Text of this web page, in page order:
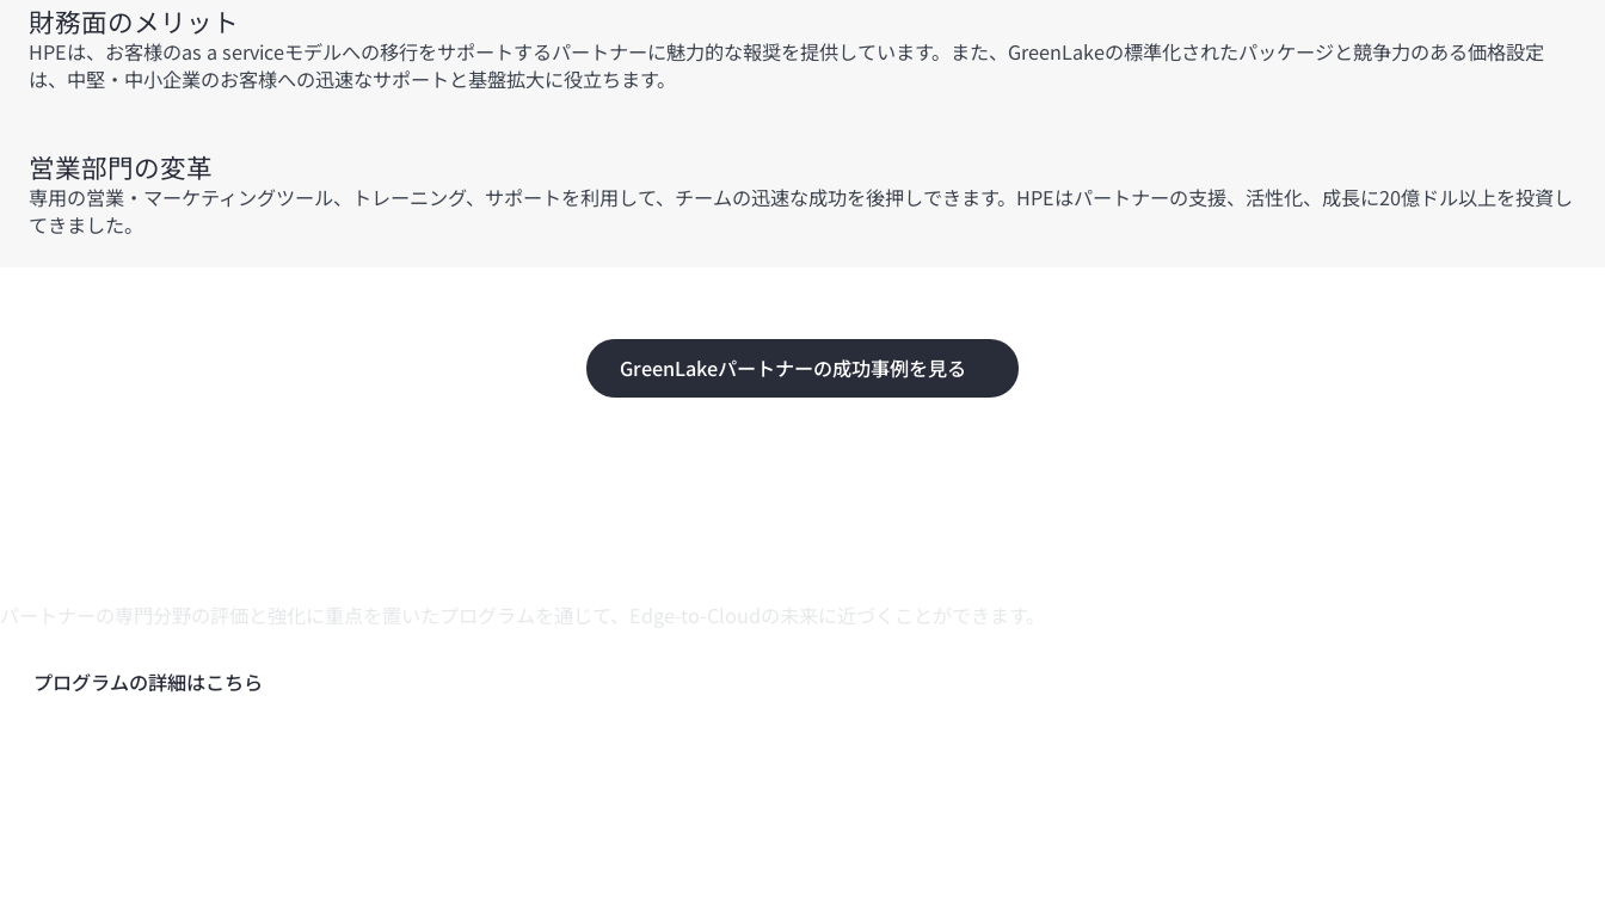
財務面のメリット
HPEは、お客様のas a serviceモデルへの移行をサポートするパートナーに魅力的な報奨を提供しています。また、GreenLakeの標準化されたパッケージと競争力のある価格設定
は、中堅・中小企業のお客様への迅速なサポートと基盤拡大に役立ちます。
営業部門の変革
専用の営業・マーケティングツール、トレーニング、サポートを利用して、チームの迅速な成功を後押しできます。HPEはパートナーの支援、活性化、成長に20億ドル以上を投資し
てきました。
GreenLakeパートナーの成功事例を見る
パートナーの専門分野の評価と強化に重点を置いたプログラムを通じて、 Edge-to-Cloudの未来に近づくことができます。
プログラムの詳細はこちら